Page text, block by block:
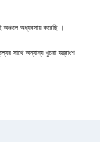
অঞ্চলে অধ্যবসায় করেছি ।
সাথে অন্যান্য খুচরা যন্ত্রাংশ